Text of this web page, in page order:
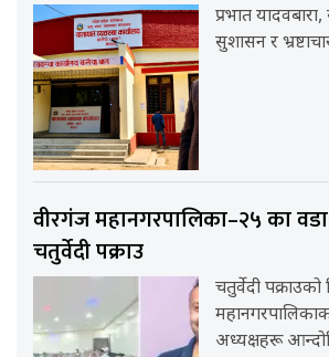
प्रभात
सुशासन र
वीरगंज महानगरपालिका–२५ का
चतुर्वेदी पक्राउ
चतुर्वेदी पक्राउको
अध्यक्षहरू